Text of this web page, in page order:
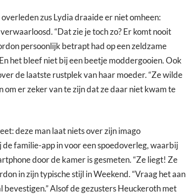
zus Lydia draaide er niet omheen:
“Dat zie je toch zo? Er komt nooit
persoonlijk betrapt had op een zeldzame
het bleef niet bij een beetje moddergooien. Ook
de laatste rustplek van haar moeder. “Ze wilde
om er zeker van te zijn dat ze daar niet kwam te
deze man laat niets over zijn imago
de familie-app in voor een spoedoverleg, waarbij
door de kamer is gesmeten. “Ze liegt! Ze
in zijn typische stijl in Weekend. “Vraag het aan
bevestigen.” Alsof de gezusters Heuckeroth met